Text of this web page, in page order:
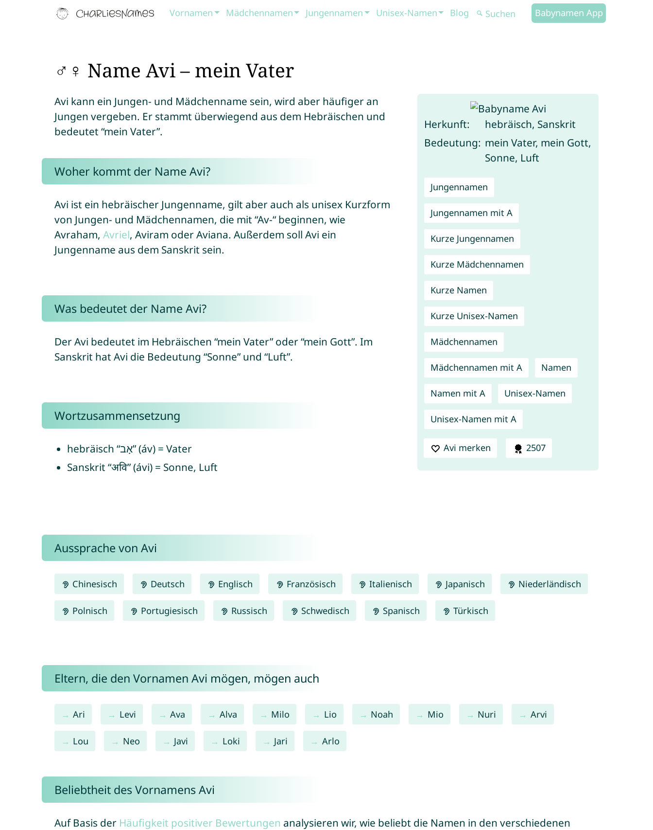
Vornamen Mädchennamen Jungennamen Unisex-Namen Blog Babynamen App
♂♀ Name Avi – mein Vater
Herkunft:
hebräisch, Sanskrit
Bedeutung: mein Vater, mein Gott,
Sonne, Luft
Jungennamen
Jungennamen mit A
Kurze Jungennamen
Kurze Mädchennamen
Kurze Namen
Kurze Unisex-Namen
Mädchennamen
Mädchennamen mit A Namen
Namen mit A Unisex-Namen
Unisex-Namen mit A
Avi merken 2507
Avi kann ein Jungen- und Mädchenname sein, wird aber häufiger an
Jungen vergeben. Er stammt überwiegend aus dem Hebräischen und
bedeutet “mein Vater”.
Woher kommt der Name Avi?
Avi ist ein hebräischer Jungenname, gilt aber auch als unisex Kurzform
von Jungen- und Mädchennamen, die mit “Av-“ beginnen, wie
Avraham, Avriel, Aviram oder Aviana. Außerdem soll Avi ein
Jungenname aus dem Sanskrit sein.
Was bedeutet der Name Avi?
Der Avi bedeutet im Hebräischen “mein Vater” oder “mein Gott”. Im
Sanskrit hat Avi die Bedeutung “Sonne” und “Luft”.
Wortzusammensetzung
hebräisch “אָב” (áv) = Vater
Sanskrit “अवि” (ávi) = Sonne, Luft
Aussprache von Avi
Chinesisch Deutsch Englisch Französisch Italienisch Japanisch Niederländisch
Polnisch Portugiesisch Russisch Schwedisch Spanisch Türkisch
Eltern, die den Vornamen Avi mögen, mögen auch
Ari Levi Ava Alva Milo Lio Noah Mio Nuri Arvi
Lou Neo Javi Loki Jari Arlo
Beliebtheit des Vornamens Avi
Auf Basis der Häufigkeit positiver Bewertungen analysieren wir, wie beliebt die Namen in den verschiedenen